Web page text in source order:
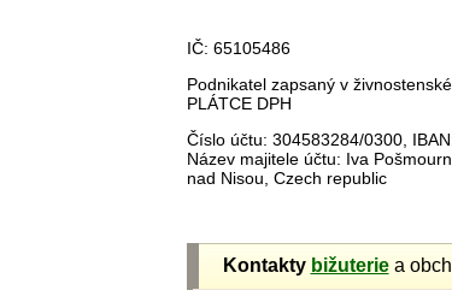
IČ: 65105486
Podnikatel zapsaný v
PLÁTCE DPH
Číslo účtu: 304583284/0300,
Název majitele účtu: Iva
nad Nisou, Czech republic
Kontakty bižuteriea